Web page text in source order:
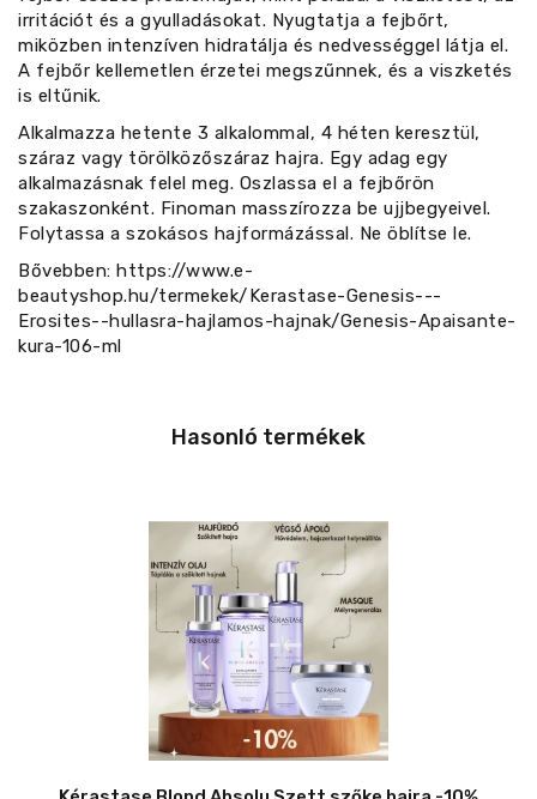
irritációt és a gyulladásokat. Nyugtatja a fejbőrt,
miközben intenzíven hidratálja és nedvességgel látja el.
A fejbőr kellemetlen érzetei megszűnnek, és a viszketés
is eltűnik.
Alkalmazza hetente 3 alkalommal, 4 héten keresztül,
száraz vagy törölközőszáraz hajra. Egy adag egy
alkalmazásnak felel meg. Oszlassa el a fejbőrön
szakaszonként. Finoman masszírozza be ujjbegyeivel.
Folytassa a szokásos hajformázással. Ne öblítse le.
Bővebben: https://www.e-
beautyshop.hu/termekek/Kerastase-Genesis---
Erosites--hullasra-hajlamos-hajnak/Genesis-Apaisante-
kura-106-ml
Hasonló termékek